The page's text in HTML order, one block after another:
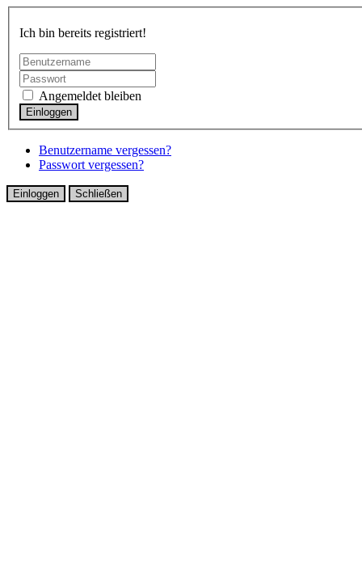
Ich bin bereits registriert!
Angemeldet bleiben
Benutzername vergessen?
Passwort vergessen?
Einloggen Schließen